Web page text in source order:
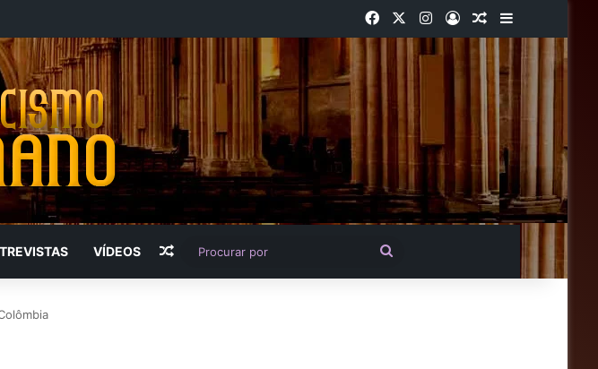
FacebookInstagram
EntrarArtigo aleatório
Barra
VÍDEOS Artigo aleatório
por